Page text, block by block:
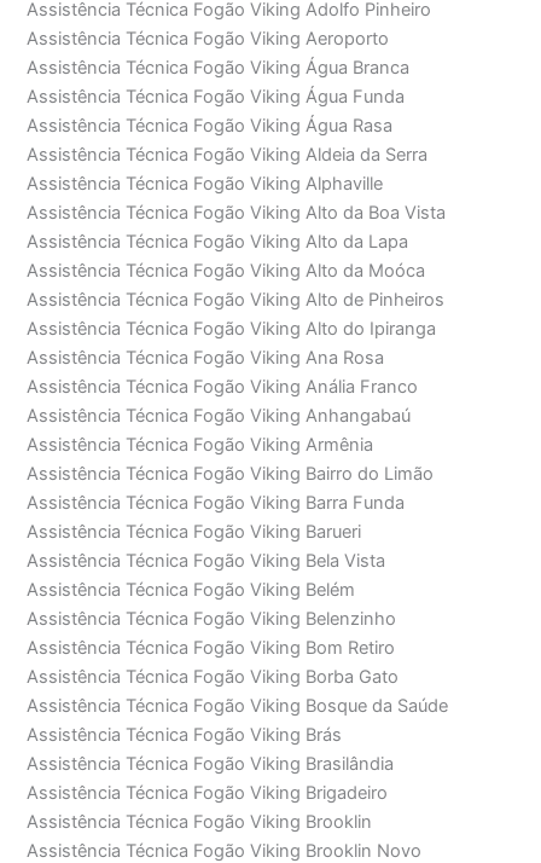
Assistência Técnica Fogão Viking Adolfo Pinheiro
Assistência Técnica Fogão Viking Aeroporto
Assistência Técnica Fogão Viking Água Branca
Assistência Técnica Fogão Viking Água Funda
Assistência Técnica Fogão Viking Água Rasa
Assistência Técnica Fogão Viking Aldeia da Serra
Assistência Técnica Fogão Viking Alphaville
Assistência Técnica Fogão Viking Alto da Boa Vista
Assistência Técnica Fogão Viking Alto da Lapa
Assistência Técnica Fogão Viking Alto da Moóca
Assistência Técnica Fogão Viking Alto de Pinheiros
Assistência Técnica Fogão Viking Alto do Ipiranga
Assistência Técnica Fogão Viking Ana Rosa
Assistência Técnica Fogão Viking Anália Franco
Assistência Técnica Fogão Viking Anhangabaú
Assistência Técnica Fogão Viking Armênia
Assistência Técnica Fogão Viking Bairro do Limão
Assistência Técnica Fogão Viking Barra Funda
Assistência Técnica Fogão Viking Barueri
Assistência Técnica Fogão Viking Bela Vista
Assistência Técnica Fogão Viking Belém
Assistência Técnica Fogão Viking Belenzinho
Assistência Técnica Fogão Viking Bom Retiro
Assistência Técnica Fogão Viking Borba Gato
Assistência Técnica Fogão Viking Bosque da Saúde
Assistência Técnica Fogão Viking Brás
Assistência Técnica Fogão Viking Brasilândia
Assistência Técnica Fogão Viking Brigadeiro
Assistência Técnica Fogão Viking Brooklin
Assistência Técnica Fogão Viking Brooklin Novo